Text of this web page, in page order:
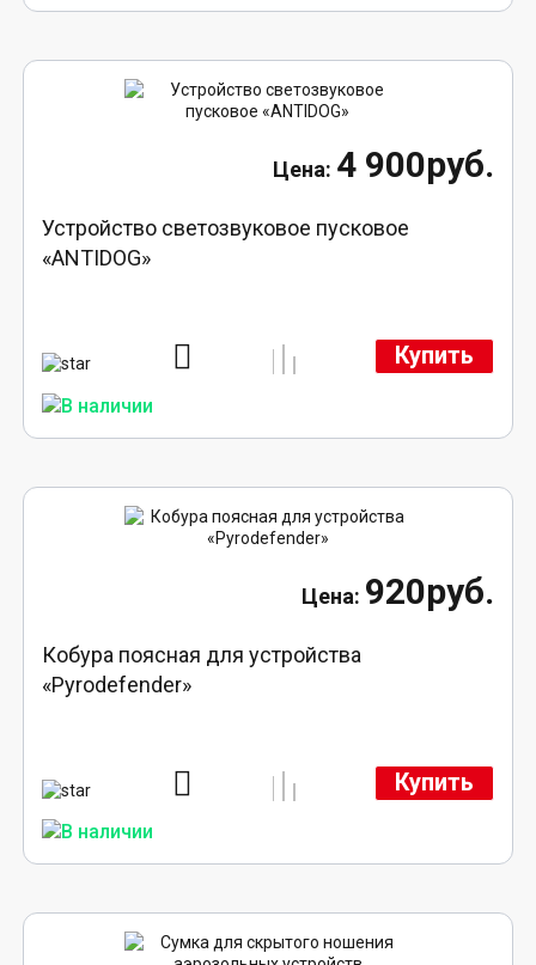
4 900руб.
Устройство светозвуковое пусковое
«ANTIDOG»
Купить
920руб.
Кобура поясная для устройства
«Pyrodefender»
Купить